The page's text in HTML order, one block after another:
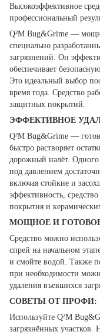
Высокоэффективное
профессиональный
Q²M Bug&Grime —
специально
загрязнений. Он
обеспечивает
Это идеальный выбор
время года. Средство
защитных покрытий.
ЭФФЕКТИВНОЕ
Q²M Bug&Grime —
быстро растворяет
дорожный налёт.
под давлением
включая стойкие и
эффективность,
покрытия и
МОЩНОЕ И
Средство можно
спрей на начальном
и смойте водой. Также
при необходимости
удаления въевшихся
СОВЕТЫ ОТ ПРОФИ:
Используйте Q²M
загрязнённых участков.